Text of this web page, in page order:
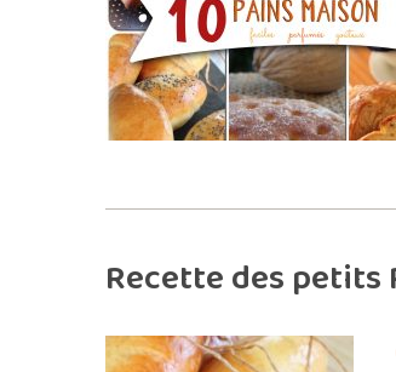
Recette des petits